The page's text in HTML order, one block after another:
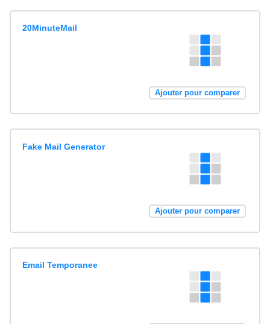
20MinuteMail
Ajouter pour comparer
Fake Mail Generator
Ajouter pour comparer
Email Temporanee